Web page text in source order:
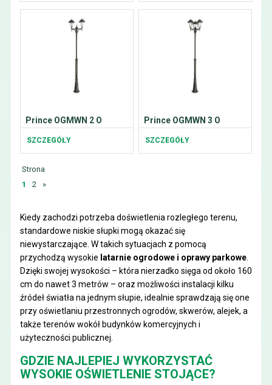
Prince OGMWN 2 O
SZCZEGÓŁY
Prince OGMWN 3 O
SZCZEGÓŁY
Strona
1
2 »
Kiedy zachodzi potrzeba doświetlenia rozległego terenu,
standardowe niskie słupki mogą okazać się
niewystarczające. W takich sytuacjach z pomocą
przychodzą wysokie latarnie ogrodowe i oprawy parkowe.
Dzięki swojej wysokości – która nierzadko sięga od około 160
cm do nawet 3 metrów – oraz możliwości instalacji kilku
źródeł światła na jednym słupie, idealnie sprawdzają się one
przy oświetlaniu przestronnych ogrodów, skwerów, alejek, a
także terenów wokół budynków komercyjnych i
użyteczności publicznej.
GDZIE NAJLEPIEJ WYKORZYSTAĆ
WYSOKIE OŚWIETLENIE STOJĄCE?